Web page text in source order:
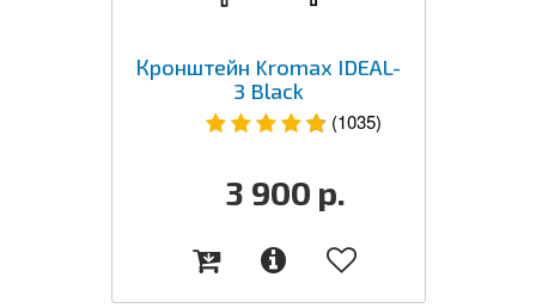
Кронштейн Kromax IDEAL-
3 Black
(1035)
3 900 р.